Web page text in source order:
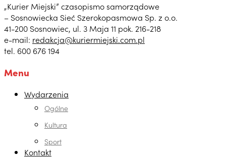
„Kurier Miejski” czasopismo samorządowe
– Sosnowiecka Sieć Szerokopasmowa Sp. z o.o.
41-200 Sosnowiec, ul. 3 Maja 11 pok. 216-218
e-mail: redakcja@kuriermiejski.com.pl
tel. 600 676 194
Menu
Wydarzenia
Ogólne
Kultura
Sport
Kontakt